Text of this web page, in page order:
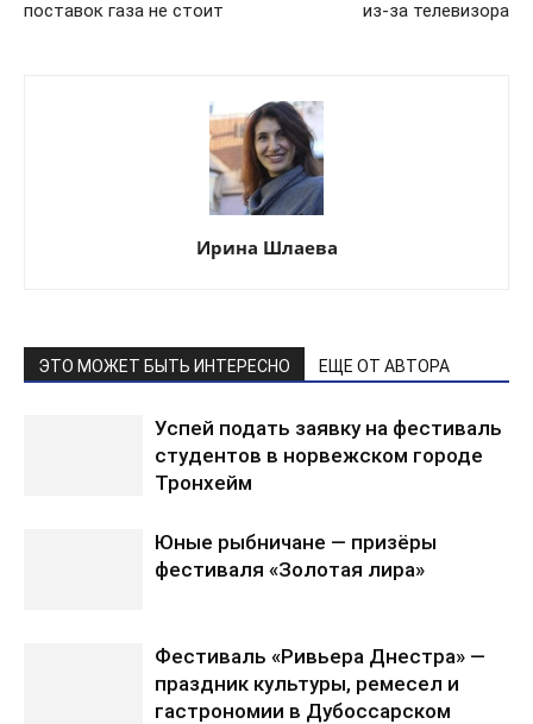
поставок газа не стоит из-за телевизора
Ирина Шлаева
ЭТО МОЖЕТ БЫТЬ ИНТЕРЕСНО ЕЩЕ ОТ АВТОРА
Успей подать заявку на фестиваль
студентов в норвежском городе
Тронхейм
Юные рыбничане — призёры
фестиваля «Золотая лира»
Фестиваль «Ривьера Днестра» —
праздник культуры, ремесел и
гастрономии в Дубоссарском